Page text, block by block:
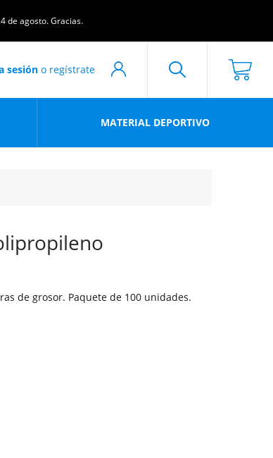
de agosto. Gracias.
sesión o regístrate
MATERIAL DEPORTIVO
de grosor. Paquete de 100 unidades.